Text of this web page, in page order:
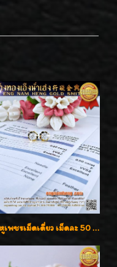
ต่างหูเพชรเม็ดเดี่ยว เม็ดละ 50 สตางค์ คู่ละ 1 กะรัต เพชรเบลเยี่ยมคัท น้ำ 98 F-Color/ VVS2 / 3EX พร้อมใบเซอร์สถาบัน GIA มาตรฐานสากลค่ะ